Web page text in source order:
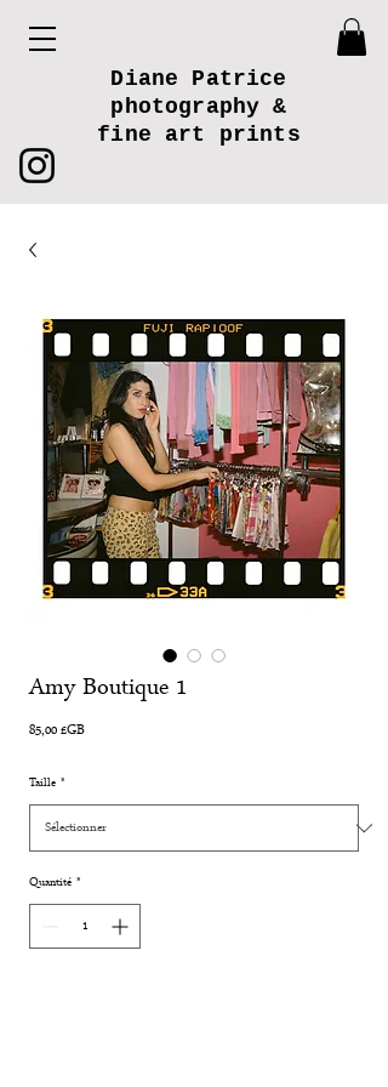
Diane Patrice
photography &
fine art prints
Amy Boutique 1
85,00 £GBPrix
Taille *
Quantité *